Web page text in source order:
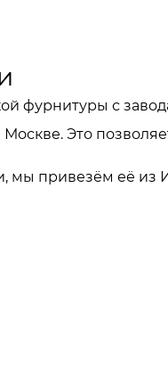
фурнитуры с
Это
привезём её из